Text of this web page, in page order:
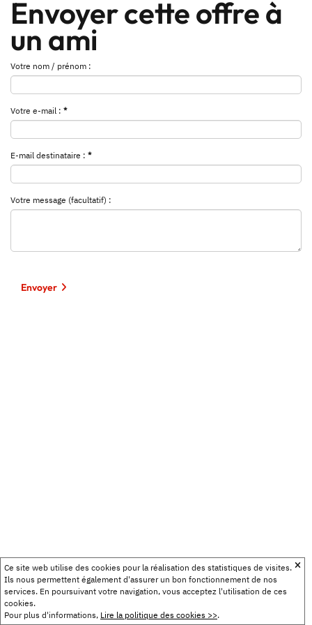
Ce site web utilise des cookies pour la réalisation des statistiques de visites.
Ils nous permettent également d'assurer un bon fonctionnement de nos
services. En poursuivant votre navigation, vous acceptez l'utilisation de ces
cookies.
Pour plus d'informations, Lire la politique des cookies >>.
Envoyer cette offre à
un ami
Votre nom / prénom :
Votre e-mail : *
E-mail destinataire : *
Votre message (facultatif) :
Envoyer